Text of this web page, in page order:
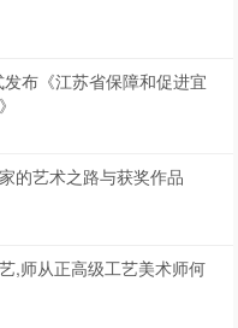
布《江苏省保障和促进宜
的艺术之路与获奖作品
,师从正高级工艺美术师何